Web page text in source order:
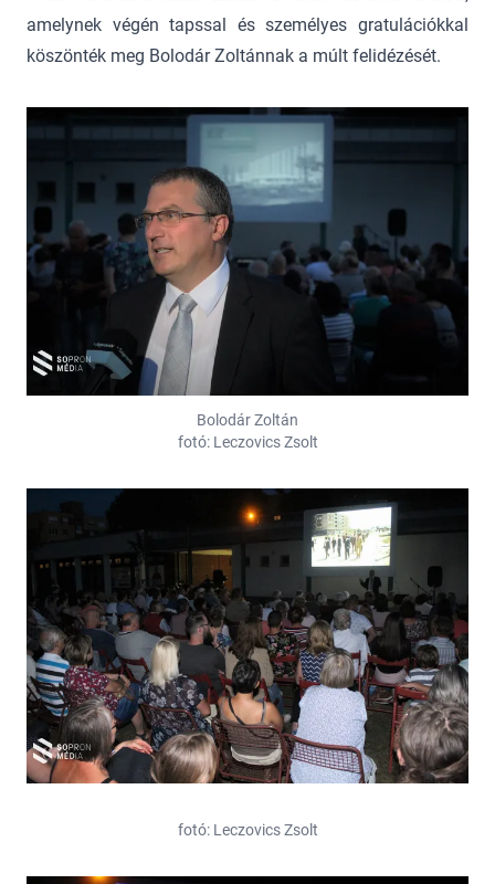
amelynek végén tapssal és személyes gratulációkkal
köszönték meg Bolodár Zoltánnak a múlt felidézését.
Bolodár Zoltán
fotó: Leczovics Zsolt
fotó: Leczovics Zsolt